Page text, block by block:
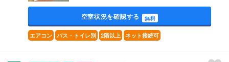
空室状況を確認する 無料
エアコン バス・トイレ別 2階以上 ネット接続可